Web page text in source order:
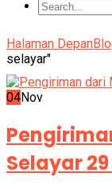
Halaman Depan
selayar"
04Nov
Selayar